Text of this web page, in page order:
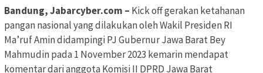
Bandung, Jabarcyber.com – Kick off gerakan ketahanan
pangan nasional yang dilakukan oleh Wakil Presiden RI
Ma’ruf Amin didampingi PJ Gubernur Jawa Barat Bey
Mahmudin pada 1 November 2023 kemarin mendapat
komentar dari anggota Komisi II DPRD Jawa Barat